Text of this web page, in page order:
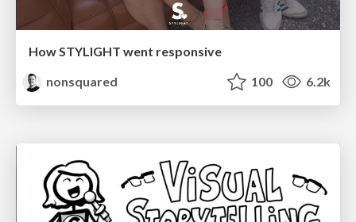
How STYLIGHT went responsive
nonsquared
100 6.2k